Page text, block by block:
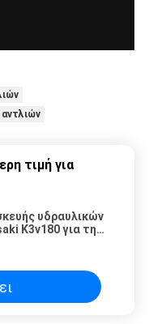
τιμή για
υδραυλικών
K3v180 για την